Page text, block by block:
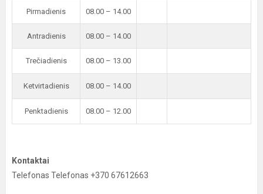
Pirmadienis 08.00 – 14.00
Antradienis 08.00 – 14.00
Trečiadienis 08.00 – 13.00
Ketvirtadienis 08.00 – 14.00
Penktadienis 08.00 – 12.00
Kontaktai
Telefonas Telefonas +370 67612663